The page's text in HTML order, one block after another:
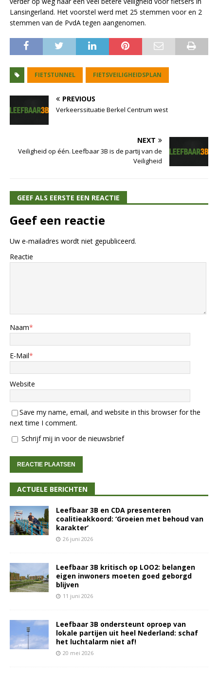
Lansingerland. Het voorstel werd met 25 stemmen voor en 2
stemmen van de PvdA tegen aangenomen.
FIETSTUNNEL FIETSVEILIGHEIDSPLAN
PREVIOUS
Verkeerssituatie Berkel Centrum west
NEXT
Veiligheid op één. Leefbaar 3B is de partij van de
Veiligheid
GEEF ALS EERSTE EEN REACTIE
Geef een reactie
Uw e-mailadres wordt niet gepubliceerd.
Reactie
Naam*
E-Mail*
Website
Save my name, email, and website in this browser for the
next time I comment.
Schrijf mij in voor de nieuwsbrief
ACTUELE BERICHTEN
Leefbaar 3B en CDA presenteren
coalitieakkoord: ‘Groeien met behoud van
karakter’
26 juni 2026
Leefbaar 3B kritisch op LOO2: belangen
eigen inwoners moeten goed geborgd
blijven
11 juni 2026
Leefbaar 3B ondersteunt oproep van
lokale partijen uit heel Nederland: schaf
het luchtalarm niet af!
20 mei 2026